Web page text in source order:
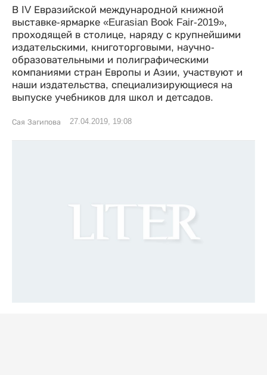
В IV Евразийской международной книжной
выставке-ярмарке «Eurasian Book Fair-2019»,
проходящей в столице, наряду с крупнейшими
издательскими, книготорговыми, научно-
образовательными и полиграфическими
компаниями стран Европы и Азии, участвуют и
наши издательства, специализирующиеся на
выпуске учебников для школ и детсадов.
Сая Загипова 27.04.2019, 19:08